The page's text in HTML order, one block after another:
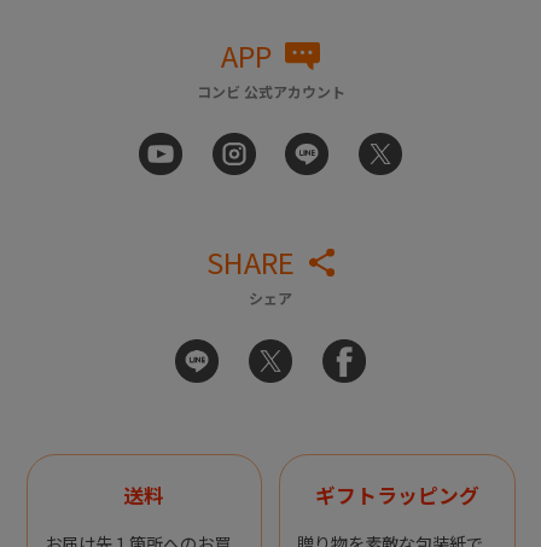
APP
コンビ 公式アカウント
SHARE
シェア
送料 ギフトラッピング